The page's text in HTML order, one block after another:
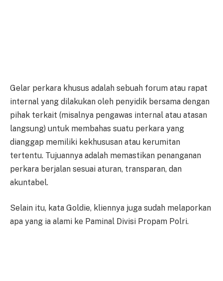
Gelar perkara khusus adalah sebuah forum atau rapat
internal yang dilakukan oleh penyidik bersama dengan
pihak terkait (misalnya pengawas internal atau atasan
langsung) untuk membahas suatu perkara yang
dianggap memiliki kekhususan atau kerumitan
tertentu. Tujuannya adalah memastikan penanganan
perkara berjalan sesuai aturan, transparan, dan
akuntabel.
Selain itu, kata Goldie, kliennya juga sudah melaporkan
apa yang ia alami ke Paminal Divisi Propam Polri.